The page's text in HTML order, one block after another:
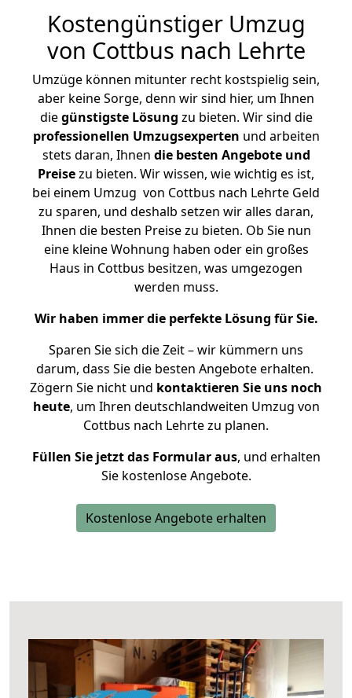
Kostengünstiger Umzug
von Cottbus nach Lehrte
Umzüge können mitunter recht kostspielig sein,
aber keine Sorge, denn wir sind hier, um Ihnen
diegünstigste Lösung zu bieten. Wir sind die
professionellen Umzugsexperten und arbeiten
stets daran, Ihnen die besten Angebote und
Preisezu bieten. Wir wissen, wie wichtig es ist,
bei einem Umzug von Cottbus nach Lehrte Geld
zu sparen, und deshalb setzen wir alles daran,
Ihnen die besten Preise zu bieten. Ob Sie nun
eine kleine Wohnung haben oder ein großes
Haus in Cottbus besitzen, was umgezogen
werden muss.
Wir haben immer die perfekte Lösung für Sie.
Sparen Sie sich die Zeit – wir kümmern uns
darum, dass Sie die besten Angebote erhalten.
Zögern Sie nicht und kontaktieren Sie uns noch
heute, um Ihren deutschlandweiten Umzug von
Cottbus nach Lehrte zu planen.
Füllen Sie jetzt das Formular aus, und erhalten
Sie kostenlose Angebote.
Kostenlose Angebote erhalten